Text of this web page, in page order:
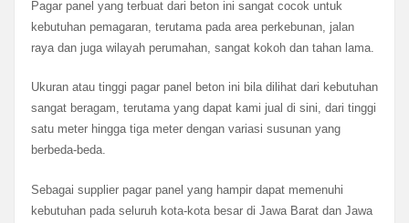
Pagar panel yang terbuat dari beton ini sangat cocok untuk
kebutuhan pemagaran, terutama pada area perkebunan, jalan
raya dan juga wilayah perumahan, sangat kokoh dan tahan lama.
Ukuran atau tinggi pagar panel beton ini bila dilihat dari kebutuhan
sangat beragam, terutama yang dapat kami jual di sini, dari tinggi
satu meter hingga tiga meter dengan variasi susunan yang
berbeda-beda.
Sebagai supplier pagar panel yang hampir dapat memenuhi
kebutuhan pada seluruh kota-kota besar di Jawa Barat dan Jawa